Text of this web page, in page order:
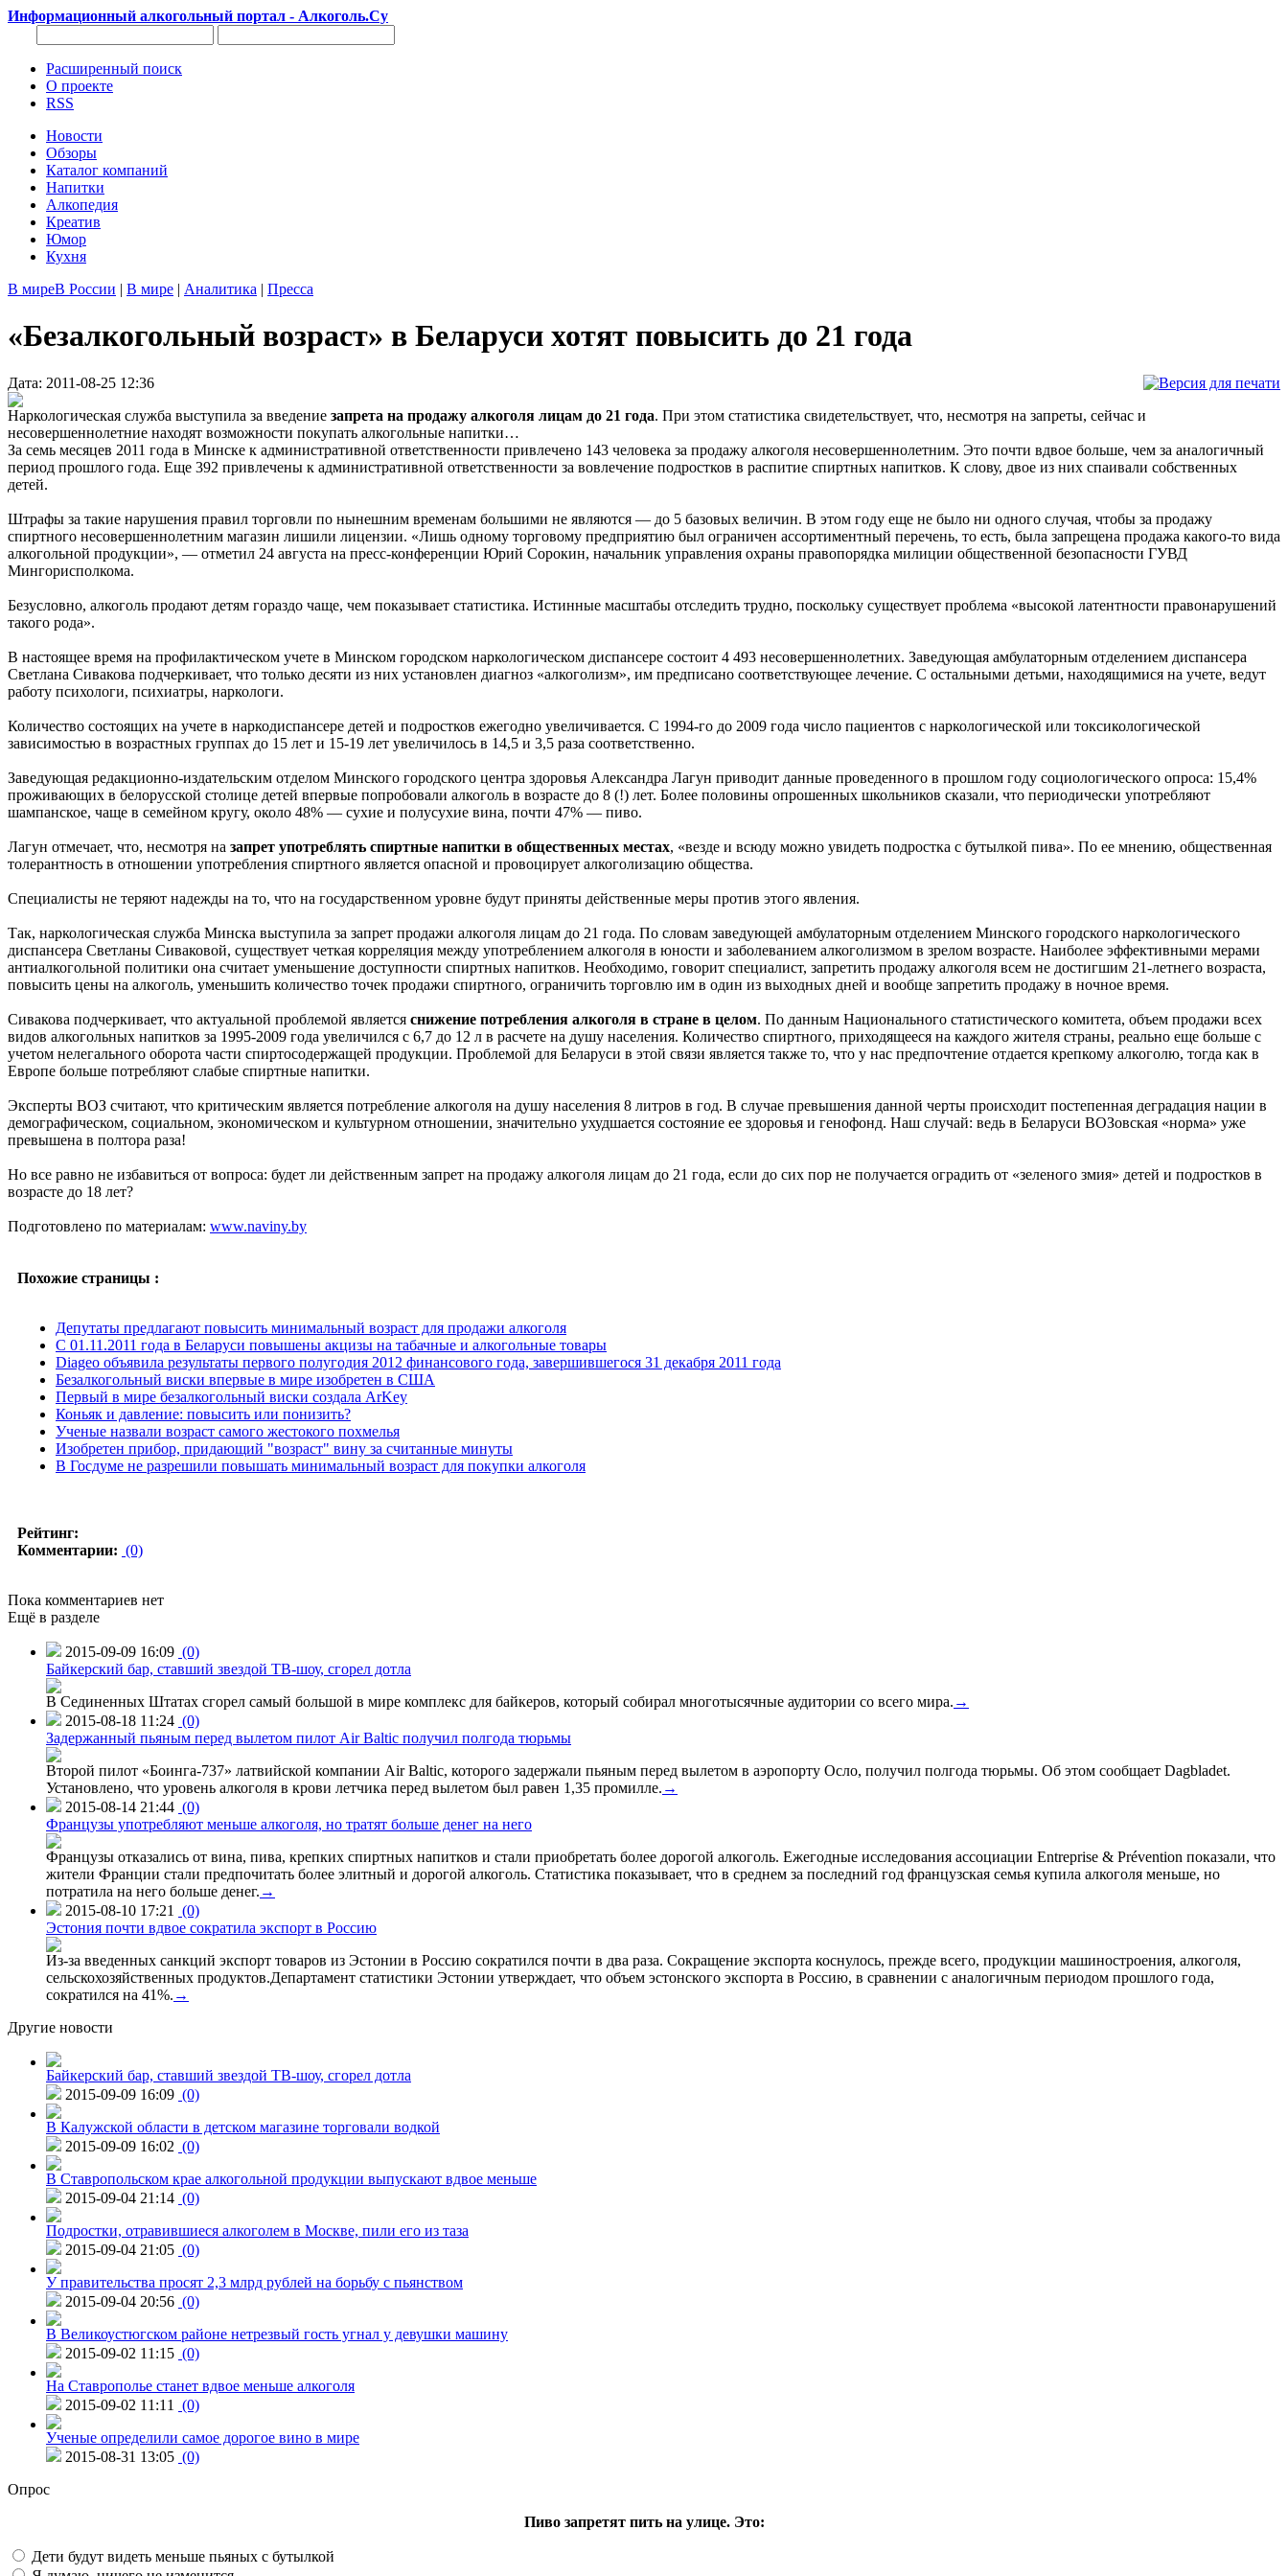
Информационный алкогольный портал - Алкоголь.Су
Расширенный поиск
О проекте
RSS
Новости
Обзоры
Каталог компаний
Напитки
Алкопедия
Креатив
Юмор
Кухня
В миреВ России | В мире | Аналитика | Пресса
«Безалкогольный возраст» в Беларуси хотят повысить до 21 года
Дата: 2011-08-25 12:36
Наркологическая служба выступила за введение запрета на продажу алкоголя лицам до 21 года. При этом статистика свидетельствует, что, несмотря на запреты, сейчас и
несовершеннолетние находят возможности покупать алкогольные напитки…
За семь месяцев 2011 года в Минске к административной ответственности привлечено 143 человека за продажу алкоголя несовершеннолетним. Это почти вдвое больше, чем за аналогичный
период прошлого года. Еще 392 привлечены к административной ответственности за вовлечение подростков в распитие спиртных напитков. К слову, двое из них спаивали собственных
детей.
Штрафы за такие нарушения правил торговли по нынешним временам большими не являются — до 5 базовых величин. В этом году еще не было ни одного случая, чтобы за продажу
спиртного несовершеннолетним магазин лишили лицензии. «Лишь одному торговому предприятию был ограничен ассортиментный перечень, то есть, была запрещена продажа какого-то вида
алкогольной продукции», — отметил 24 августа на пресс-конференции Юрий Сорокин, начальник управления охраны правопорядка милиции общественной безопасности ГУВД
Мингорисполкома.
Безусловно, алкоголь продают детям гораздо чаще, чем показывает статистика. Истинные масштабы отследить трудно, поскольку существует проблема «высокой латентности правонарушений
такого рода».
В настоящее время на профилактическом учете в Минском городском наркологическом диспансере состоит 4 493 несовершеннолетних. Заведующая амбулаторным отделением диспансера
Светлана Сивакова подчеркивает, что только десяти из них установлен диагноз «алкоголизм», им предписано соответствующее лечение. С остальными детьми, находящимися на учете, ведут
работу психологи, психиатры, наркологи.
Количество состоящих на учете в наркодиспансере детей и подростков ежегодно увеличивается. С 1994-го до 2009 года число пациентов с наркологической или токсикологической
зависимостью в возрастных группах до 15 лет и 15-19 лет увеличилось в 14,5 и 3,5 раза соответственно.
Заведующая редакционно-издательским отделом Минского городского центра здоровья Александра Лагун приводит данные проведенного в прошлом году социологического опроса: 15,4%
проживающих в белорусской столице детей впервые попробовали алкоголь в возрасте до 8 (!) лет. Более половины опрошенных школьников сказали, что периодически употребляют
шампанское, чаще в семейном кругу, около 48% — сухие и полусухие вина, почти 47% — пиво.
Лагун отмечает, что, несмотря на запрет употреблять спиртные напитки в общественных местах, «везде и всюду можно увидеть подростка с бутылкой пива». По ее мнению, общественная
толерантность в отношении употребления спиртного является опасной и провоцирует алкоголизацию общества.
Специалисты не теряют надежды на то, что на государственном уровне будут приняты действенные меры против этого явления.
Так, наркологическая служба Минска выступила за запрет продажи алкоголя лицам до 21 года. По словам заведующей амбулаторным отделением Минского городского наркологического
диспансера Светланы Сиваковой, существует четкая корреляция между употреблением алкоголя в юности и заболеванием алкоголизмом в зрелом возрасте. Наиболее эффективными мерами
антиалкогольной политики она считает уменьшение доступности спиртных напитков. Необходимо, говорит специалист, запретить продажу алкоголя всем не достигшим 21-летнего возраста,
повысить цены на алкоголь, уменьшить количество точек продажи спиртного, ограничить торговлю им в один из выходных дней и вообще запретить продажу в ночное время.
Сивакова подчеркивает, что актуальной проблемой является снижение потребления алкоголя в стране в целом. По данным Национального статистического комитета, объем продажи всех
видов алкогольных напитков за 1995-2009 года увеличился с 6,7 до 12 л в расчете на душу населения. Количество спиртного, приходящееся на каждого жителя страны, реально еще больше с
учетом нелегального оборота части спиртосодержащей продукции. Проблемой для Беларуси в этой связи является также то, что у нас предпочтение отдается крепкому алкоголю, тогда как в
Европе больше потребляют слабые спиртные напитки.
Эксперты ВОЗ считают, что критическим является потребление алкоголя на душу населения 8 литров в год. В случае превышения данной черты происходит постепенная деградация нации в
демографическом, социальном, экономическом и культурном отношении, значительно ухудшается состояние ее здоровья и генофонд. Наш случай: ведь в Беларуси ВОЗовская «норма» уже
превышена в полтора раза!
Но все равно не избавиться от вопроса: будет ли действенным запрет на продажу алкоголя лицам до 21 года, если до сих пор не получается оградить от «зеленого змия» детей и подростков в
возрасте до 18 лет?
Подготовлено по материалам: www.naviny.by
Похожие страницы :
Депутаты предлагают повысить минимальный возраст для продажи алкоголя
С 01.11.2011 года в Беларуси повышены акцизы на табачные и алкогольные товары
Diageo объявила результаты первого полугодия 2012 финансового года, завершившегося 31 декабря 2011 года
Безалкогольный виски впервые в мире изобретен в США
Первый в мире безалкогольный виски создала ArKey
Коньяк и давление: повысить или понизить?
Ученые назвали возраст самого жестокого похмелья
Изобретен прибор, придающий "возраст" вину за считанные минуты
В Госдуме не разрешили повышать минимальный возраст для покупки алкоголя
Рейтинг:
Комментарии: (0)
Пока комментариев нет
Ещё в разделе
2015-09-09 16:09 (0)
Байкерский бар, ставший звездой ТВ-шоу, сгорел дотла
В Сединенных Штатах сгорел самый большой в мире комплекс для байкеров, который собирал многотысячные аудитории со всего мира. →
2015-08-18 11:24 (0)
Задержанный пьяным перед вылетом пилот Air Baltic получил полгода тюрьмы
Второй пилот «Боинга-737» латвийской компании Air Baltic, которого задержали пьяным перед вылетом в аэропорту Осло, получил полгода тюрьмы. Об этом сообщает Dagbladet.
Установлено, что уровень алкоголя в крови летчика перед вылетом был равен 1,35 промилле. →
2015-08-14 21:44 (0)
Французы употребляют меньше алкоголя, но тратят больше денег на него
Французы отказались от вина, пива, крепких спиртных напитков и стали приобретать более дорогой алкоголь. Ежегодные исследования ассоциации Entreprise & Prévention показали, что
жители Франции стали предпочитать более элитный и дорогой алкоголь. Статистика показывает, что в среднем за последний год французская семья купила алкоголя меньше, но
потратила на него больше денег. →
2015-08-10 17:21
(0)
Эстония почти вдвое сократила экспорт в Россию
Из-за введенных санкций экспорт товаров из Эстонии в Россию сократился почти в два раза. Сокращение экспорта коснулось, прежде всего, продукции машиностроения, алкоголя,
сельскохозяйственных продуктов.Департамент статистики Эстонии утверждает, что объем эстонского экспорта в Россию, в сравнении с аналогичным периодом прошлого года,
сократился на 41%. →
Другие новости
Байкерский бар, ставший звездой ТВ-шоу, сгорел дотла
2015-09-09 16:09 (0)
В Калужской области в детском магазине торговали водкой
2015-09-09 16:02 (0)
В Ставропольском крае алкогольной продукции выпускают вдвое меньше
2015-09-04 21:14 (0)
Подростки, отравившиеся алкоголем в Москве, пили его из таза
2015-09-04 21:05 (0)
У правительства просят 2,3 млрд рублей на борьбу с пьянством
2015-09-04 20:56 (0)
В Великоустюгском районе нетрезвый гость угнал у девушки машину
2015-09-02 11:15 (0)
На Ставрополье станет вдвое меньше алкоголя
2015-09-02 11:11
(0)
Ученые определили самое дорогое вино в мире
2015-08-31 13:05 (0)
Опрос
Пиво запретят пить на улице. Это:
Дети будут видеть меньше пьяных с бутылкой